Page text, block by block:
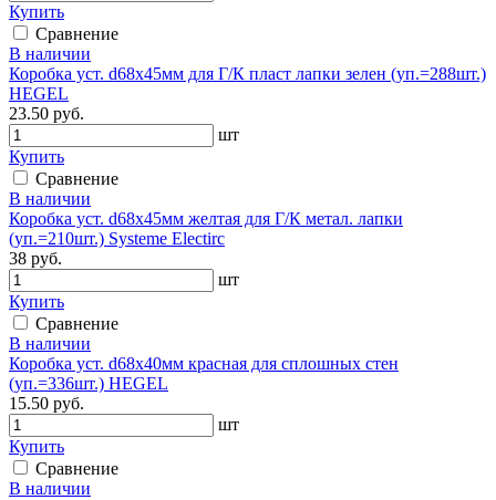
Купить
Сравнение
В наличии
Коробка уст. d68х45мм для Г/К пласт лапки зелен (уп.=288шт.)
HEGEL
23.50 руб.
шт
Купить
Сравнение
В наличии
Коробка уст. d68х45мм желтая для Г/К метал. лапки
(уп.=210шт.) Systeme Electirc
38 руб.
шт
Купить
Сравнение
В наличии
Коробка уст. d68х40мм красная для сплошных стен
(уп.=336шт.) HEGEL
15.50 руб.
шт
Купить
Сравнение
В наличии